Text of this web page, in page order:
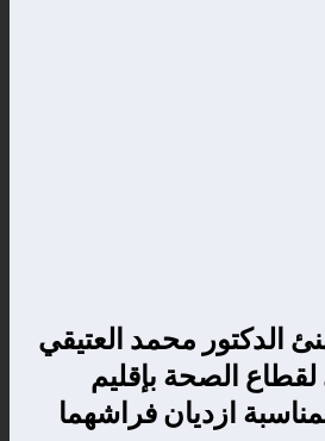
الدكتور محمد العتيقي
الصحة بإقليم
ازديان فراشهما